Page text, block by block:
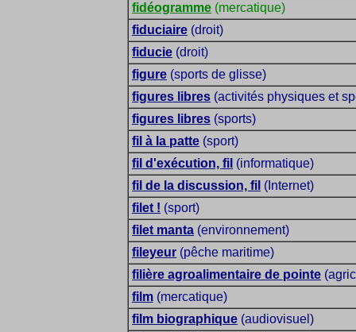
fidéogramme (mercatique)
fiduciaire (droit)
fiducie (droit)
figure (sports de glisse)
figures libres (activités physiques et
figures libres (sports)
fil à la patte (sport)
fil d'exécution, fil (informatique)
fil de la discussion, fil (Internet)
filet ! (sport)
filet manta (environnement)
fileyeur (pêche maritime)
filière agroalimentaire de pointe
film (mercatique)
film biographique (audiovisuel)